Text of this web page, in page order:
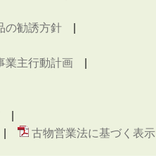
の勧誘方針
業主行動計画
古物営業法に基づく表示